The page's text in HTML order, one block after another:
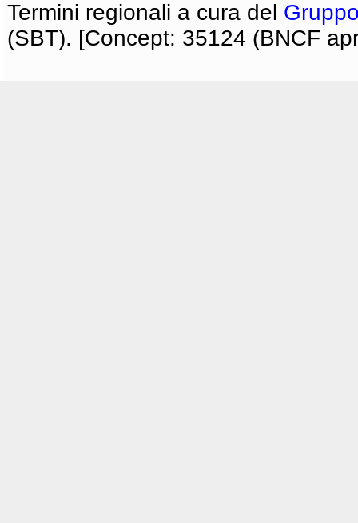
Termini regionali a cura del
(SBT). [Concept: 35124 (BNCF